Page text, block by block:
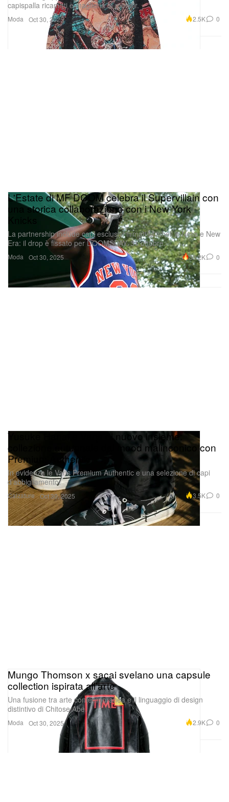
Moda
capispalla ricamati e maglieria in mohair.
Oct 30, 2025 2.5K 0
Moda
L'Estate di MF DOOM celebra il Supervillain con
una storica collaborazione con i New York
La partnership include capi esclusivi firmati Mitchell & Ness e New
Era: il drop è fissato per DOOMSDAY, 31 ottobre.
Oct 30, 2025 30.2K 0
Calzature
Yusuke Hanai e Vans di nuovo insieme:
collezione autunnale dal mood malinconico con
Premium Authentic
In evidenza le Vans Premium Authentic e una selezione di capi
d’abbigliamento.
Oct 30, 2025 3.5K 0
Moda
Mungo Thomson x sacai svelano una capsule
collection ispirata all’arte
Una fusione tra arte contemporanea e il linguaggio di design
distintivo di Chitose Abe.
Oct 30, 2025 2.9K 0